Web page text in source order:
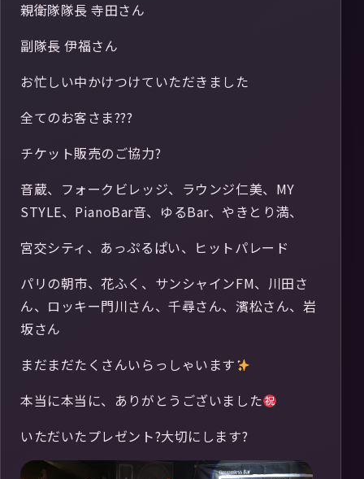
親衛隊隊長 寺田さん
副隊長 伊福さん
お忙しい中かけつけていただきました
全てのお客さま???
チケット販売のご協力?
音蔵、フォークビレッジ、ラウンジ仁美、MY
STYLE、PianoBar音、ゆるBar、やきとり満、
宮交シティ、あっぷるぱい、ヒットパレード
パリの朝市、花ふく、サンシャインFM、川田さ
ん、ロッキー門川さん、千尋さん、濱松さん、岩
坂さん
まだまだたくさんいらっしゃいます
本当に本当に、ありがとうございました
いただいたプレゼント?大切にします?